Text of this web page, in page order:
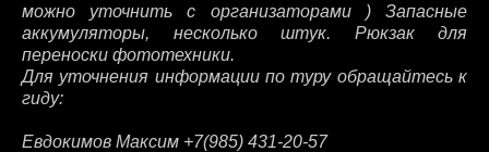
можно уточнить с организаторами ) Запасные
аккумуляторы, несколько штук. Рюкзак для
переноски фототехники.
Для уточнения информации по туру обращайтесь к
гиду:
Евдокимов Максим +7(985) 431-20-57